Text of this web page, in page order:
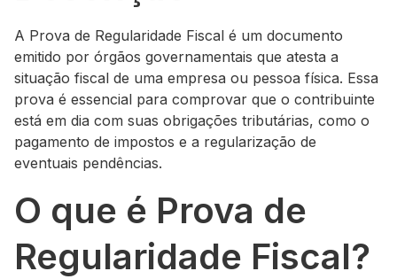
A Prova de Regularidade Fiscal é um documento
emitido por órgãos governamentais que atesta a
situação fiscal de uma empresa ou pessoa física. Essa
prova é essencial para comprovar que o contribuinte
está em dia com suas obrigações tributárias, como o
pagamento de impostos e a regularização de
eventuais pendências.
O que é Prova de
Regularidade Fiscal?